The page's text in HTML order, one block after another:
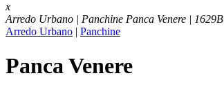
x
Arredo Urbano | Panchine Panca Venere | 1629B
Arredo Urbano | Panchine
Panca Venere